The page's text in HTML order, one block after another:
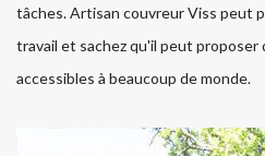
tâches. Artisan couvreur Viss peut
travail et sachez qu'il peut proposer
accessibles à beaucoup de monde.